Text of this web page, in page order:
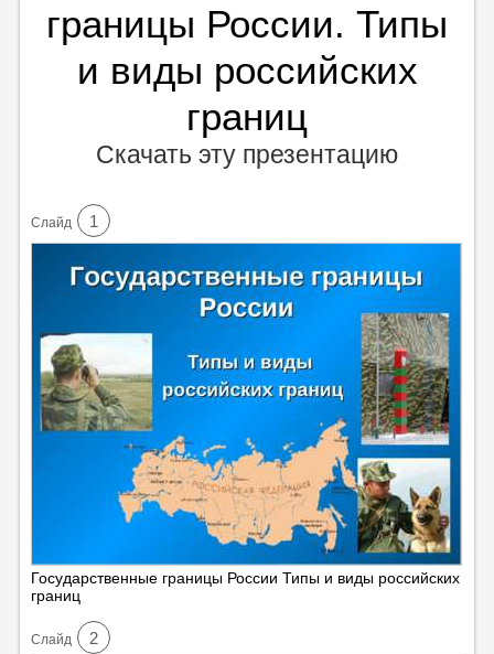
границы России. Типы
и виды российских
границ
Скачать эту презентацию
Cлайд 1
Государственные границы России Типы и виды российских
границ
Cлайд 2